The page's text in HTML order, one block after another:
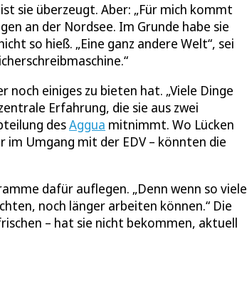
sie überzeugt. Aber: „Für mich kommt
an der Nordsee. Im Grunde habe sie
so hieß. „Eine ganz andere Welt“, sei
noch einiges zu bieten hat. „Viele Dinge
Erfahrung, die sie aus zwei
desAggua mitnimmt. Wo Lücken
im Umgang mit der EDV – könnten die
dafür auflegen. „Denn wenn so viele
noch länger arbeiten können.“ Die
– hat sie nicht bekommen, aktuell